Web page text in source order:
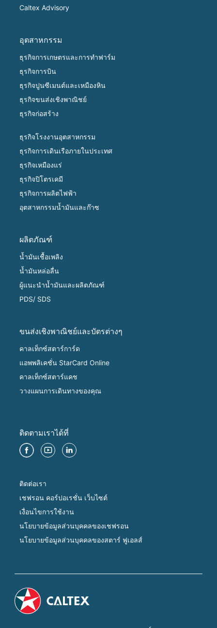
Caltex Advisory
อุตสาหกรรม
ธุรกิจการเกษตรและการทำฟาร์ม
ธุรกิจการบิน
ธุรกิจปูนซีเมนต์และเหมืองหิน
ธุรกิจขนส่งเชิงพาณิชย์
ธุรกิจก่อสร้าง
ธุรกิจโรงงานอุตสาหกรรม
ธุรกิจการเดินเรือภายในประเทศ
ธุรกิจเหมืองแร่
ธุรกิจปิโตรเคมี
ธุรกิจการผลิตไฟฟ้า
อุตสาหกรรมน้ำมันและก๊าซ
ผลิตภัณฑ์
น้ำมันเชื้อเพลิง
น้ำมันหล่อลื่น
ผู้แนะนำน้ำมันและผลิตภัณฑ์
PDS/ SDS
ขนส่งเชิงพาณิชย์และบัตรต่างๆ
คาลเท็กซ์สตาร์การ์ด
แอพพลิเคชั่น StarCard Online
คาลเท็กซ์สตาร์แคช
วางแผนการเดินทางของคุณ
ติดตามเราได้ที่
ติดต่อเรา
เชฟรอน คอร์ปอเรชั่น เว็บไซต์
เงื่อนไขการใช้งาน
นโยบายข้อมูลส่วนบุคคลของเชฟรอน
นโยบายข้อมูลส่วนบุคคลของสตาร์ ฟูเอลส์